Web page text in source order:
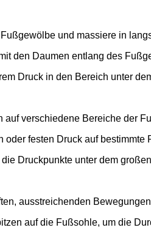
und massiere in
den Daumen entlang des
Druck in den Bereich unter
auf verschiedene Bereiche der
oder festen Druck auf
Druckpunkte unter dem
ausstreichenden
auf die Fußsohle, um die